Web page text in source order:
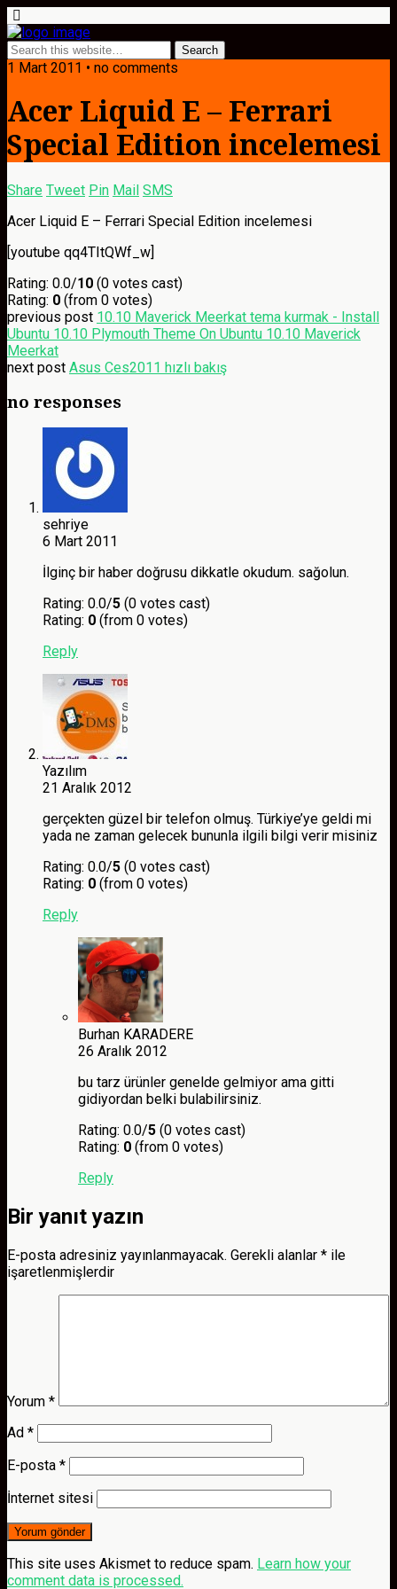
1 Mart 2011 • no comments
Acer Liquid E – Ferrari
Special Edition incelemesi
Share Tweet Pin Mail SMS
Acer Liquid E – Ferrari Special Edition incelemesi
[youtube qq4TItQWf_w]
Rating: 0.0/10 (0 votes cast)
Rating: 0 (from 0 votes)
previous post 10.10 Maverick Meerkat tema kurmak - Install
Ubuntu 10.10 Plymouth Theme On Ubuntu 10.10 Maverick
Meerkat
next post Asus Ces2011 hızlı bakış
no responses
sehriye
6 Mart 2011
İlginç bir haber doğrusu dikkatle okudum. sağolun.
Rating: 0.0/5 (0 votes cast)
Rating: 0 (from 0 votes)
Reply
Yazılım
21 Aralık 2012
gerçekten güzel bir telefon olmuş. Türkiye’ye geldi mi
yada ne zaman gelecek bununla ilgili bilgi verir misiniz
Rating: 0.0/5 (0 votes cast)
Rating: 0 (from 0 votes)
Reply
Burhan KARADERE
26 Aralık 2012
bu tarz ürünler genelde gelmiyor ama gitti
gidiyordan belki bulabilirsiniz.
Rating: 0.0/5 (0 votes cast)
Rating: 0 (from 0 votes)
Reply
Bir yanıt yazın
E-posta adresiniz yayınlanmayacak. Gerekli alanlar * ile
işaretlenmişlerdir
Yorum *
Ad *
E-posta *
İnternet sitesi
This site uses Akismet to reduce spam. Learn how your
comment data is processed.